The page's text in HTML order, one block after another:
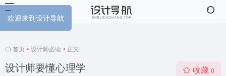
首页 • 设计师必读 • 正文
设计师要懂心理学 收藏 0
欢迎来到设计导航